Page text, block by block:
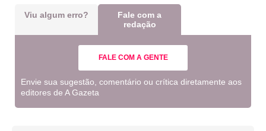
Viu algum erro?
Fale com a
redação
FALE COM A GENTE
Envie sua sugestão, comentário ou crítica diretamente aos
editores de A Gazeta